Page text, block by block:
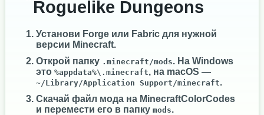
Roguelike Dungeons
Установи Forge или Fabric для нужной
версии Minecraft.
Открой папку .minecraft/mods. На Windows
это %appdata%\.minecraft, на macOS —
~/Library/Application Support/minecraft.
Скачай файл мода на MinecraftColorCodes
и перемести его в папку mods.